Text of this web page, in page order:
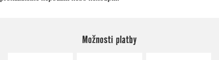
Možnosti platby